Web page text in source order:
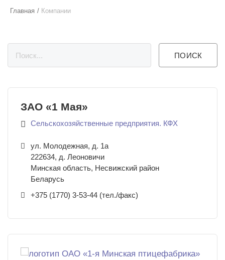
Главная Компании
ЗАО «1 Мая»
Сельскохозяйственные предприятия. КФХ
ул. Молодежная, д. 1а
222634, д. Леоновичи
Минская область, Несвижский район
Беларусь
+375 (1770) 3-53-44 (тел./факс)